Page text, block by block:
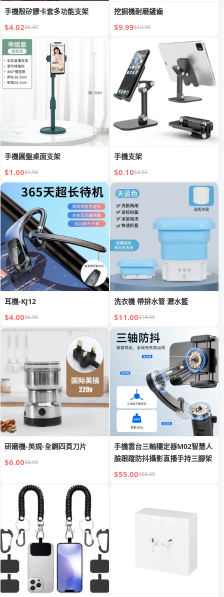
手機殼矽膠卡套多功能支架
$4.02$5.43
挖掘機耐磨鏟齒
$9.99$19.98
手機圓盤桌面支架
$1.00$1.50
手機支架
$0.10$3.50
耳機-KJ12
$4.00$6.00
洗衣機 帶排水管 瀝水籃
$11.00$14.00
研磨機-英規-全鋼四頁刀片
$6.00$8.00
手機雲台三軸穩定器M02智慧人
臉跟蹤防抖攝影直播手持三腳架
$55.00$58.00